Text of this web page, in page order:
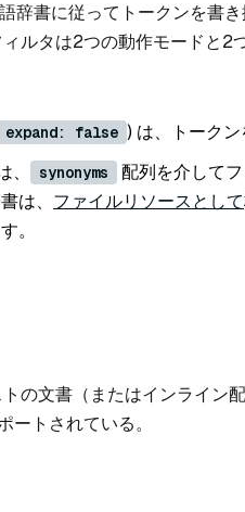
辞書に従ってトークンを書
ルタは2つの動作モードと2
expand: false ) は、トークン
synonyms
配列を介して
は、 ファイルリソースとして
。
の文書（またはインライン
トされている。